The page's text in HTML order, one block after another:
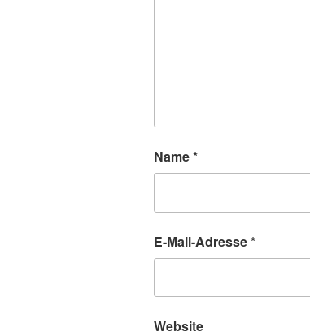
Name*
E-Mail-Adresse*
Website